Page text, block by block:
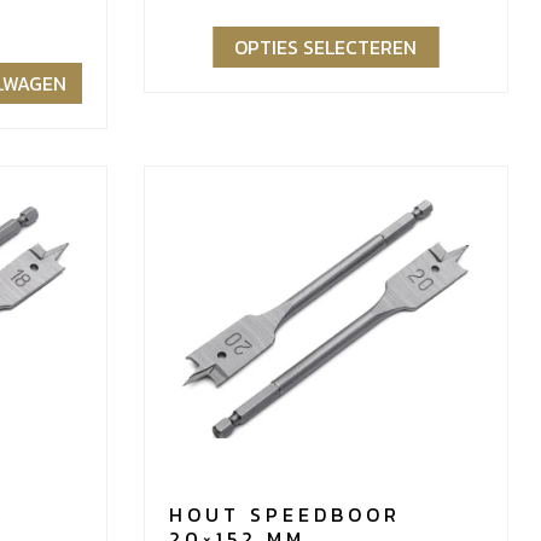
€83,07
OPTIES SELECTEREN
HOUT SPEEDBOOR